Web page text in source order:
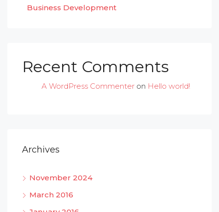
Business Development
Recent Comments
A WordPress Commenter on Hello world!
Archives
November 2024
March 2016